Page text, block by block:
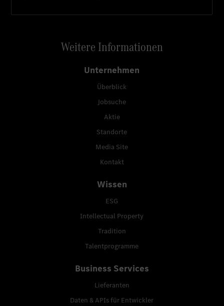
Weitere Informationen
Unternehmen
Überblick
Jobsuche
Aktie
Standorte
Media Site
Kontakt
Wissen
ESG
Intellectual Property
Tradition
Talentprogramme
Business Services
Lieferanten
Daten & APIs für Entwickler